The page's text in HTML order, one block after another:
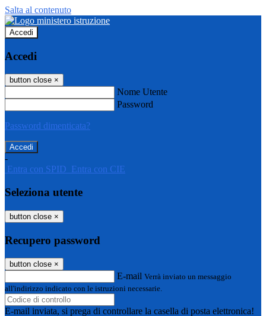
Salta al contenuto
Accedi
Accedi
button close ×
Nome Utente
Password
Password dimenticata?
-
Entra con SPID Entra con CIE
Seleziona utente
button close ×
Recupero password
button close ×
E-mail Verrà inviato un messaggio
all'indirizzo indicato con le istruzioni necessarie.
E-mail inviata, si prega di controllare la casella di posta elettronica!